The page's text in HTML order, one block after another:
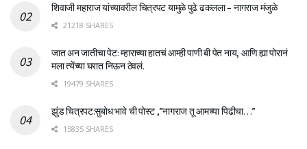
शिवाजी महाराज यांच्यावरील चित्रपट यामुळे पुढे ढकलला – नागराज मंजुळे
21218 SHARES
जात अन जातीचा पेट: म्हाराच्या हातचं आम्ही पाणी बी पेत नाय, आणि ह्या पोरानं
मला त्येंच्या घरात निऊन ठेवलं.
19479 SHARES
झुंड चित्रपट:सुबोध भावे ची पोस्ट ,”नागराज तू आमच्या पिढीचा…”
15835 SHARES